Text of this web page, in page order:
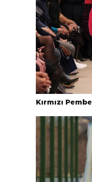
Kırmızı Pembe